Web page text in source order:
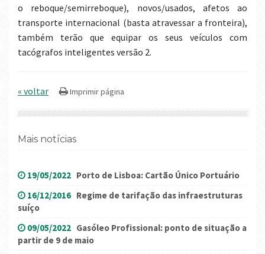
o reboque/semirreboque), novos/usados, afetos ao
transporte internacional (basta atravessar a fronteira),
também terão que equipar os seus veículos com
tacógrafos inteligentes versão 2.
« voltar
Mais notícias
19/05/2022 Porto de Lisboa: Cartão Único Portuário
16/12/2016 Regime de tarifação das infraestruturas
suíço
09/05/2022 Gasóleo Profissional: ponto de situação a
partir de 9 de maio